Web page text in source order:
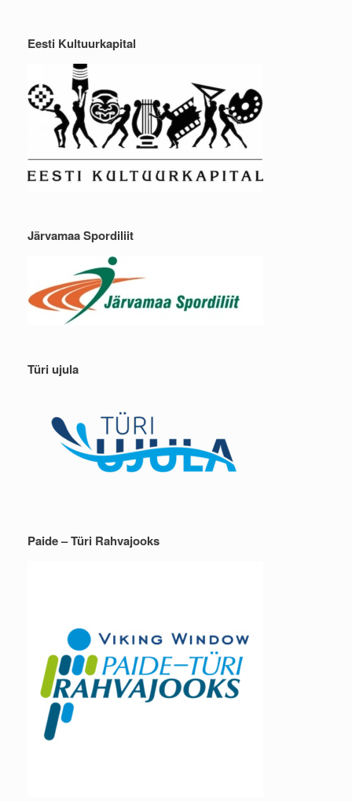
Eesti Kultuurkapital
Järvamaa Spordiliit
Türi ujula
Paide – Türi Rahvajooks